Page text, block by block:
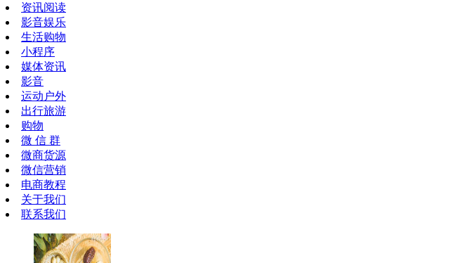
资讯阅读
影音娱乐
生活购物
小程序
媒体资讯
影音
运动户外
出行旅游
购物
微 信 群
微商货源
微信营销
电商教程
关于我们
联系我们